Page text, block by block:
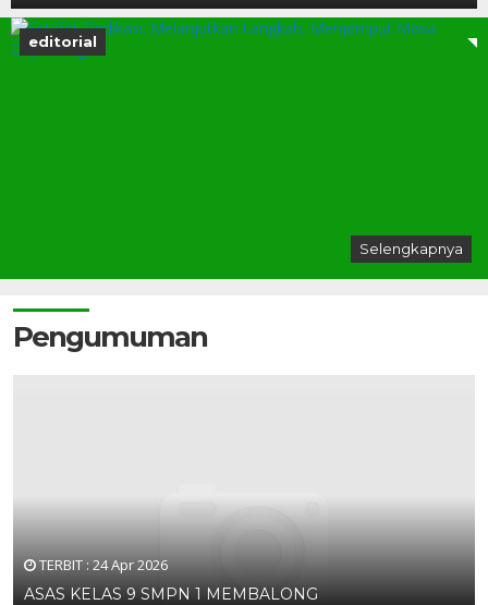
editorial
Masa Depan Digital...
Selengkapnya
Pengumuman
TERBIT : 24 Apr 2026
ASAS KELAS 9 SMPN 1 MEMBALONG